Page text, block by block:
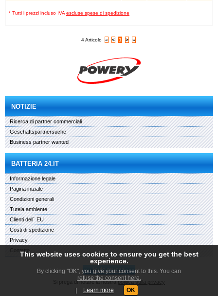
* Tutti i prezzi incluso IVA escluse spese di spedizione
4 Articolo « < 1 > »
NOTIZIE
Ricerca di partner commerciali
Geschäftspartnersuche
Business partner wanted
BATTERIA 24.IT
Informazione legale
Pagina iniziale
Condizioni generali
Tutela ambiente
Clienti dell´ EU
Costi di spedizione
Privacy
Invia revoca
Si prega di notare la nostrapolitica sulla privacy
This website uses cookies to ensure you get the best
experience.
By clicking "OK", you give your consent to this. You can
refuse the consent here.
Learn more OK